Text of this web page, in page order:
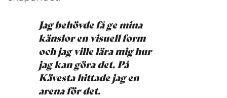
Jag behövde få ge mina
känslor en visuell form
och jag ville lära mig hur
jag kan göra det. På
Kävesta hittade jag en
arena för det.